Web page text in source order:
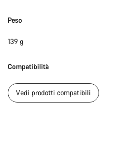
Peso
139 g
Compatibilità
Vedi prodotti compatibili